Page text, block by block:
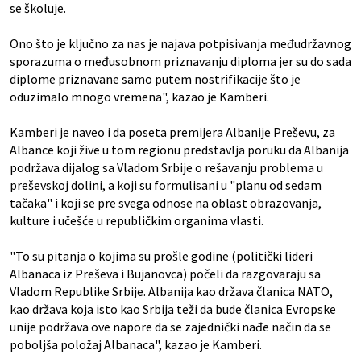
se školuje.
Ono što je ključno za nas je najava potpisivanja međudržavnog
sporazuma o međusobnom priznavanju diploma jer su do sada
diplome priznavane samo putem nostrifikacije što je
oduzimalo mnogo vremena", kazao je Kamberi.
Kamberi je naveo i da poseta premijera Albanije Preševu, za
Albance koji žive u tom regionu predstavlja poruku da Albanija
podržava dijalog sa Vladom Srbije o rešavanju problema u
preševskoj dolini, a koji su formulisani u "planu od sedam
tačaka" i koji se pre svega odnose na oblast obrazovanja,
kulture i učešće u republičkim organima vlasti.
"To su pitanja o kojima su prošle godine (politički lideri
Albanaca iz Preševa i Bujanovca) počeli da razgovaraju sa
Vladom Republike Srbije. Albanija kao država članica NATO,
kao država koja isto kao Srbija teži da bude članica Evropske
unije podržava ove napore da se zajednički nađe način da se
poboljša položaj Albanaca", kazao je Kamberi.